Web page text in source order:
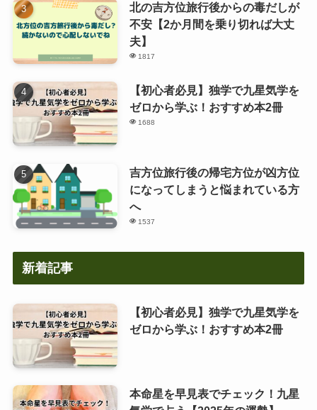
北の吉方位旅行後からの毒だしが
不安【2か月間を乗り切れば大丈
夫】
1817
【初心者必見】独学で九星気学を
ゼロから学ぶ！おすすめ本2冊
1688
吉方位旅行後の帰宅方位が凶方位
になってしまうと悩まれている方
へ
1537
新着記事
【初心者必見】独学で九星気学を
ゼロから学ぶ！おすすめ本2冊
本命星を早見表でチェック！九星